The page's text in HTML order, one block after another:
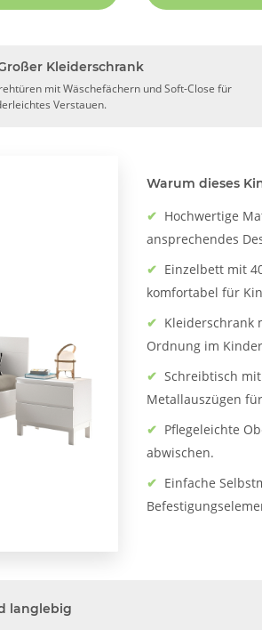
Kleiderschrank
mit Wäschefächern und Soft-Close für
Verstauen.
Warum dieses
✔ Hochwertige
ansprechendes
✔ Einzelbett mit
komfortabel für
✔ Kleiderschrank
Ordnung im
✔ Schreibtisch
Metallauszügen
✔ Pflegeleichte
abwischen.
✔ Einfache
langlebig